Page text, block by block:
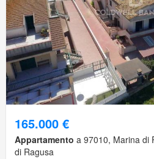
165.000 €
Appartamento a 97010, Marina di
di Ragusa